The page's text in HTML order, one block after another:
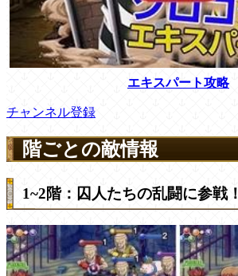
エキスパート攻略
チャンネル登録
階ごとの敵情報
1~2階：囚人たちの乱闘に参戦！